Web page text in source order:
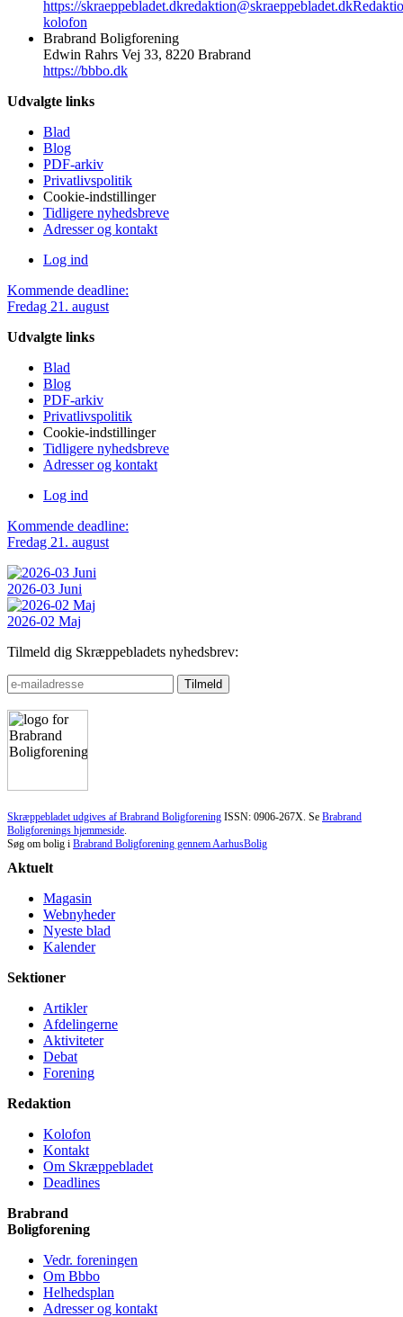
https://skraeppebladet.dkredaktion@skraeppebladet.dk
kolofon
Brabrand Boligforening
Edwin Rahrs Vej 33, 8220 Brabrand
https://bbbo.dk
Udvalgte links
Blad
Blog
PDF-arkiv
Privatlivspolitik
Cookie-indstillinger
Tidligere nyhedsbreve
Adresser og kontakt
Log ind
Kommende deadline:
Fredag 21. august
Udvalgte links
Blad
Blog
PDF-arkiv
Privatlivspolitik
Cookie-indstillinger
Tidligere nyhedsbreve
Adresser og kontakt
Log ind
Kommende deadline:
Fredag 21. august
2026-03 Juni
2026-02 Maj
Tilmeld dig Skræppebladets nyhedsbrev:
Skræppebladet udgives af Brabrand Boligforening ISSN: 0906-267X. Se Brabrand
Boligforenings hjemmeside
Søg om bolig i Brabrand Boligforening gennem AarhusBolig
Aktuelt
Magasin
Webnyheder
Nyeste blad
Kalender
Sektioner
Artikler
Afdelingerne
Aktiviteter
Debat
Forening
Redaktion
Kolofon
Kontakt
Om Skræppe­bladet
Deadlines
Brabrand
Bolig­forening
Vedr. foreningen
Om Bbbo
Helheds­plan
Adresser og kontakt